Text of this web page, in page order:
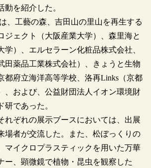
動を紹介した。
、工藝の森、吉田山の里山を再生する
ジェクト（大阪産業大学）、森里海と
学）、エルセラーン化粧品株式会社、
田薬品工業株式会社）、きょうと生物
都府立海洋高等学校、洛再Links（京都
、および、公益財団法人イオン環境財
研であった。
ぞれの展示ブースにおいては、出展
場者が交流した。また、松ぼっくりの
マイクロプラスティックを用いた万華
ー、顕微鏡で植物・昆虫を観察した